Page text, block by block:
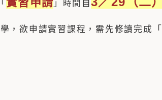
」時間自
，欲申請實習課程，需先修讀完成「